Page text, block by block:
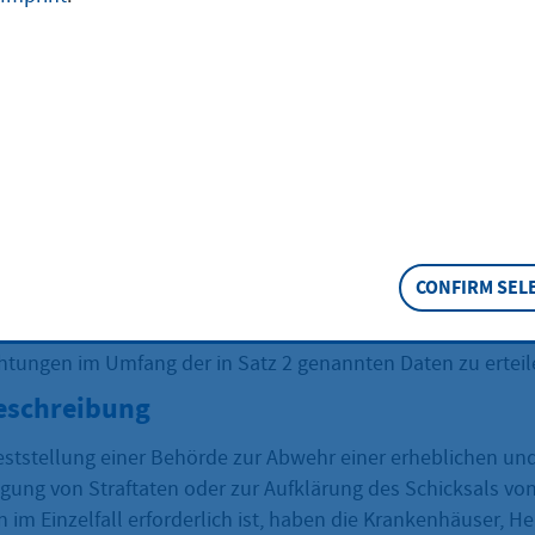
2 Satz 1 des Bundesmeldegesetzes genannten Fällen ist
im Umfang der in Satz 2 genannten Daten zu
einer Behörde zur Abwehr einer erheblichen
von Straftaten oder zur Aufklärung des Schicksals
im Einzelfall erforderlich ist, haben die Krankenhäuser,
CONFIRM